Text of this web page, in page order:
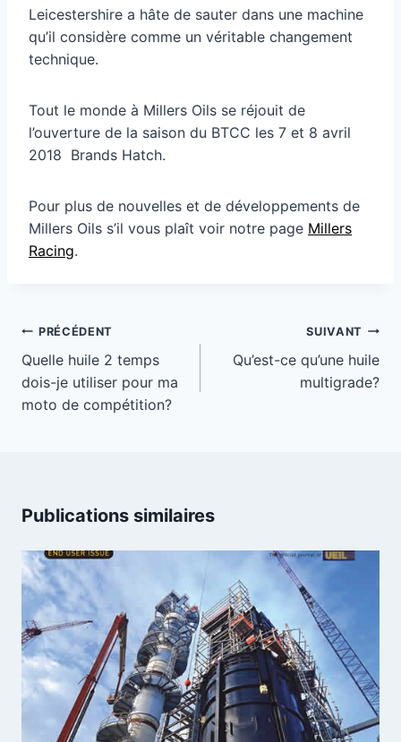
Leicestershire a hâte de sauter dans une machine
qu’il considère comme un véritable changement
technique.
Tout le monde à Millers Oils se réjouit de
l’ouverture de la saison du BTCC les 7 et 8 avril
2018 Brands Hatch.
Pour plus de nouvelles et de développements de
Millers Oils s’il vous plaît voir notre page Millers
Racing.
Navigation
de
l’article
PRÉCÉDENT
Quelle huile 2 temps
dois-je utiliser pour ma
moto de compétition?
SUIVANT
Qu’est-ce qu’une huile
multigrade?
Publications similaires